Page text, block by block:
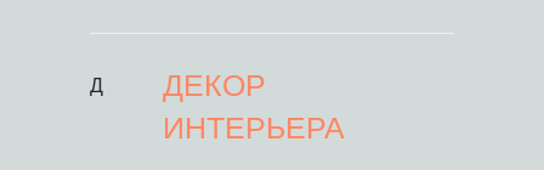
Д
ДЕКОР
ИНТЕРЬЕРА